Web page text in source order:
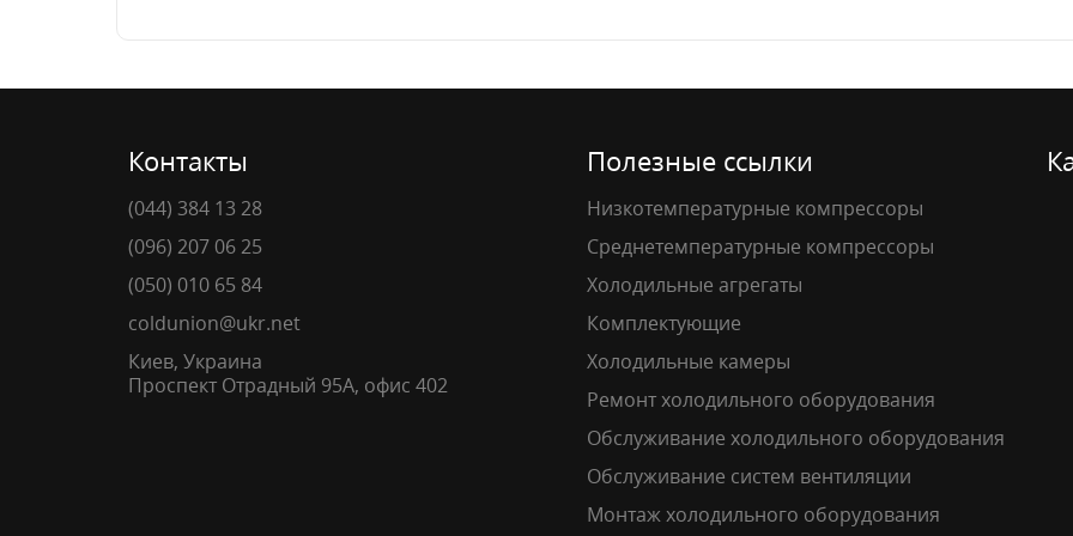
Контакты
(044) 384 13 28
(096) 207 06 25
(050) 010 65 84
coldunion@ukr.net
Киев, Украина
Проспект Отрадный 95А, офис 402
Полезные ссылки
Низкотемпературные компрессоры
Среднетемпературные компрессоры
Холодильные агрегаты
Комплектующие
Холодильные камеры
Ремонт холодильного оборудования
Обслуживание холодильного оборудования
Обслуживание систем вентиляции
Монтаж холодильного оборудования